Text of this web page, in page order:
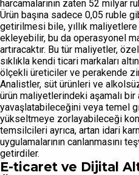
harcamalarının zaten 52 milyar
Ürün başına sadece 0,05 ruble
getirilmesi bile, yıllık
ekleyebilir, bu da operasyonel
artıracaktır. Bu tür maliyetler,
sıklıkla kendi ticari markaları
ölçekli üreticiler ve perakende
Analistler, süt ürünleri ve
ürün maliyetlerindeki aşamalı
yavaşlatabileceğini veya temel
yükseltmeye zorlayabileceği
temsilcileri ayrıca, artan idari
uygulamalarının canlanmasını
getirdiler.
E-ticaret ve Dijital